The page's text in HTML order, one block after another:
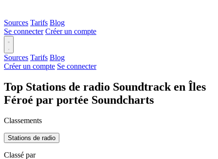
Sources Tarifs Blog
Se connecter Créer un compte
Sources Tarifs Blog
Créer un compte Se connecter
Top Stations de radio Soundtrack en Îles
Féroé par portée Soundcharts
Classements
Stations de radio
Classé par